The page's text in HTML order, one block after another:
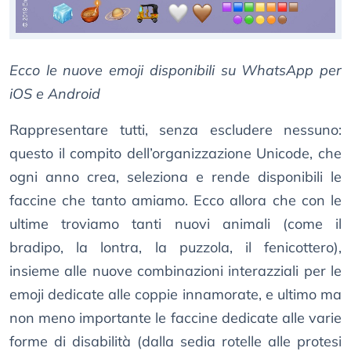
Ecco le nuove emoji disponibili su WhatsApp per
iOS e Android
Rappresentare tutti, senza escludere nessuno:
questo il compito dell’organizzazione Unicode, che
ogni anno crea, seleziona e rende disponibili le
faccine che tanto amiamo. Ecco allora che con le
ultime troviamo tanti nuovi animali (come il
bradipo, la lontra, la puzzola, il fenicottero),
insieme alle nuove combinazioni interazziali per le
emoji dedicate alle coppie innamorate, e ultimo ma
non meno importante le faccine dedicate alle varie
forme di disabilità (dalla sedia rotelle alle protesi